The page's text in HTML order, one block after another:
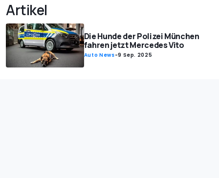
Artikel
Die Hunde der Polizei München
fahren jetzt Mercedes Vito
Auto News-9 Sep. 2025